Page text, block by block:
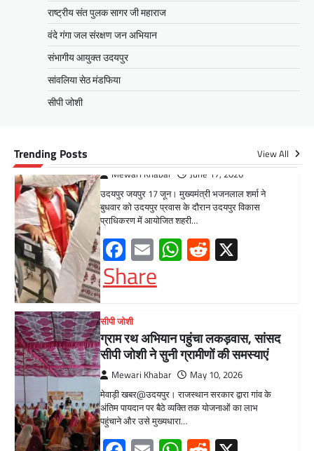
राष्ट्रीय संत पुलक सागर जी महाराज
वंदे गंगा जल संरक्षण जन अभियान
संभागीय आयुक्त उदयपुर
सांवलिया सेठ मंडफिया
सीपी जोशी
Trending Posts View All
Share
सीपी जोशी
ग्राम रथ अभियान पहुंचा लकड़वास, सांसद
सीपी जोशी ने सुनी ग्रामीणों की समस्याएं
Facebook
EmailWhatsApp
Reddit
X
Share
UDAIPUR CITY NEWS
दूरसंचार सलाहकार समिति की बैठक का
हुआ आयोजन
मेवाड़ी खबर@उदयपुर।दूर संचार सलाहकार समिति की
बैठक बुधवार को भारत संचार निगम लिमिटेड बीएसएनएल
के सभागार में सांसद उदयपुर डॉ.…
Facebook
EmailWhatsApp
Reddit
X
Share